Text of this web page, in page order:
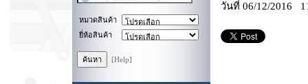
หมวดสินค้า
ยี่ห้อสินค้า
[Help]
วันที่ 06/12/2016